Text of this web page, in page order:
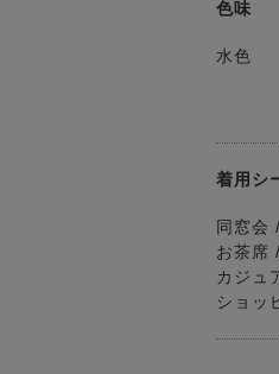
色味
水色
着用シ
同窓会
お茶席
カジュ
ショッ